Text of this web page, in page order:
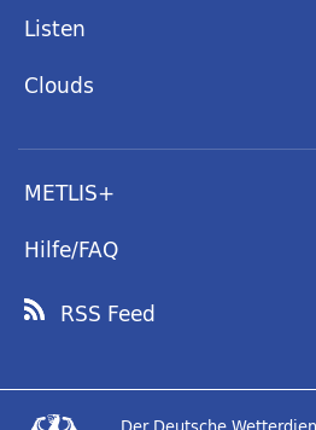
Listen
Clouds
METLIS+
Hilfe/FAQ
RSS Feed